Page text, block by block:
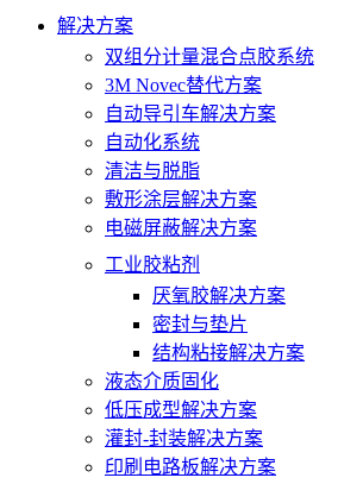
解决方案
双组分计量混合点胶系统
3M Novec替代方案
自动导引车解决方案
自动化系统
清洁与脱脂
敷形涂层解决方案
电磁屏蔽解决方案
工业胶粘剂
厌氧胶解决方案
密封与垫片
结构粘接解决方案
液态介质固化
低压成型解决方案
灌封-封装解决方案
印刷电路板解决方案